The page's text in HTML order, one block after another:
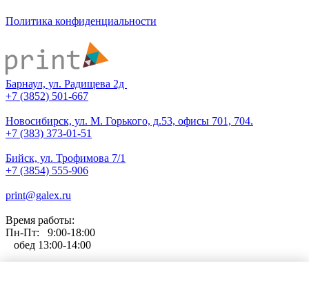
Политика конфиденциальности
Барнаул, ул. Радищева 2д
+7 (3852) 501-667
Новосибирск, ул. М. Горького, д.53, офисы 701, 704.
+7 (383) 373-01-51
Бийск, ул. Трофимова 7/1
+7 (3854) 555-906
print@galex.ru
Время работы:
Пн-Пт: 9:00-18:00
обед 13:00-14:00